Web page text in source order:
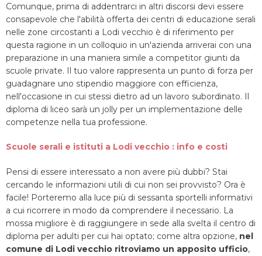
Comunque, prima di addentrarci in altri discorsi devi essere
consapevole che l'abilità offerta dei centri di educazione serali
nelle zone circostanti a Lodi vecchio è di riferimento per
questa ragione in un colloquio in un'azienda arriverai con una
preparazione in una maniera simile a competitor giunti da
scuole private. Il tuo valore rappresenta un punto di forza per
guadagnare uno stipendio maggiore con efficienza,
nell'occasione in cui stessi dietro ad un lavoro subordinato. Il
diploma di liceo sarà un jolly per un implementazione delle
competenze nella tua professione.
Scuole serali e istituti a Lodi vecchio : info e costi
Pensi di essere interessato a non avere più dubbi? Stai
cercando le informazioni utili di cui non sei provvisto? Ora è
facile! Porteremo alla luce più di sessanta sportelli informativi
a cui ricorrere in modo da comprendere il necessario. La
mossa migliore è di raggiungere in sede alla svelta il centro di
diploma per adulti per cui hai optato; come altra opzione, nel
comune di Lodi vecchio ritroviamo un apposito ufficio,